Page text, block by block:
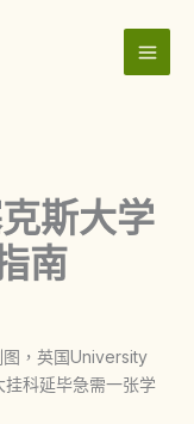
斯大学
南
图，英国University
科延毕急需一张学